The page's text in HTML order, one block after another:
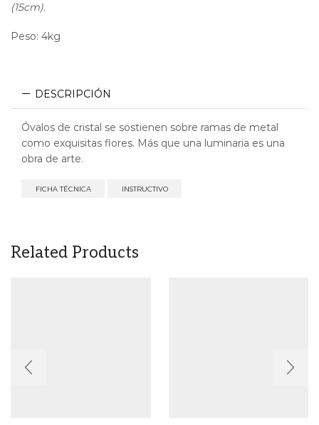
(15cm).
Peso: 4kg
DESCRIPCIÓN
Óvalos de cristal se sostienen sobre ramas de metal
como exquisitas flores. Más que una luminaria es una
obra de arte.
FICHA TÉCNICA INSTRUCTIVO
Related Products